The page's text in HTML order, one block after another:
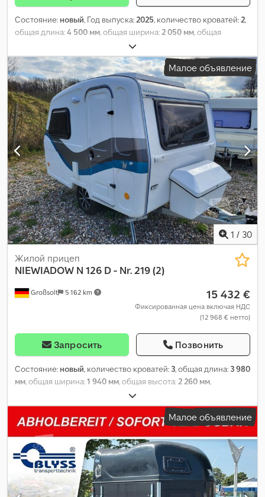
Состояние: новый, Год выпуска:2025, количество кроватей:2,
общая длина:4 500 мм, общая ширина:2 050 мм, общая
, конфигурация осей:
Оборудование:ванная комната, отопитель стояночный,
Малое объявление
1 / 30
Großsolt 5 162 km
Жилой прицеп
NIEWIADOW N 126 D - Nr. 219 (2)
15 432 €
Фиксированная цена включая НДС
(12 968 € нетто)
Запросить Позвонить
Состояние: новый, количество кроватей: 3, общая длина: 3 980
мм, общая ширина:1 940 мм, общая высота:2 260 мм,
, общий вес:
отопитель стояночный,
Малое объявление